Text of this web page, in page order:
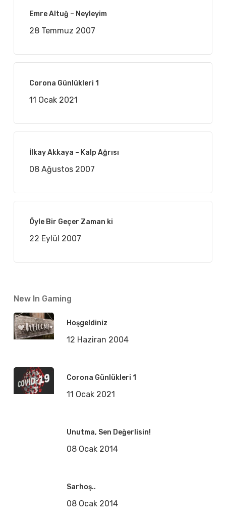
Emre Altuğ – Neyleyim
28 Temmuz 2007
Corona Günlükleri 1
11 Ocak 2021
İlkay Akkaya – Kalp Ağrısı
08 Ağustos 2007
Öyle Bir Geçer Zaman ki
22 Eylül 2007
New In Gaming
Hoşgeldiniz
12 Haziran 2004
Corona Günlükleri 1
11 Ocak 2021
Unutma, Sen Değerlisin!
08 Ocak 2014
Sarhoş..
08 Ocak 2014